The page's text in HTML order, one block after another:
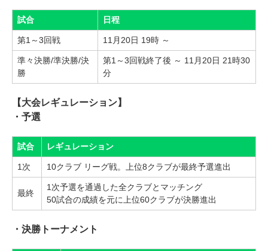
試合 日程
第1～3回戦 11月20日 19時 ～
準々決勝/準決勝/決
勝
第1～3回戦終了後 ～ 11月20日 21時30
分
【大会レギュレーション】
・予選
試合 レギュレーション
1次 10クラブ リーグ戦。上位8クラブが最終予選進出
最終
1次予選を通過した全クラブとマッチング
50試合の成績を元に上位60クラブが決勝進出
・決勝トーナメント